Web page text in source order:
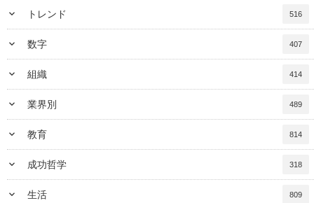
keyboard_arrow_down トレンド 516
keyboard_arrow_down 数字 407
keyboard_arrow_down 組織 414
keyboard_arrow_down 業界別 489
keyboard_arrow_down 教育 814
keyboard_arrow_down 成功哲学 318
keyboard_arrow_down 生活 809